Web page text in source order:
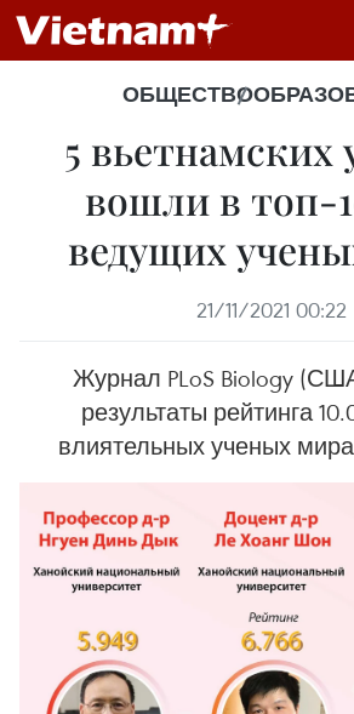
ОБЩЕСТВО
5 вьетнамских
вошли в топ-
ведущих
21/11/2021 00:22
Журнал PLoS Biology
результаты рейтинга
влиятельных ученых мира